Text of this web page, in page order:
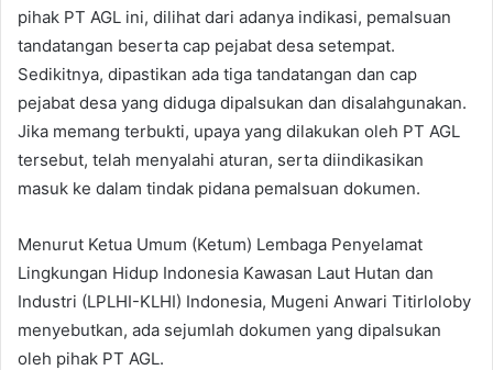
pihak PT AGL ini, dilihat dari adanya indikasi, pemalsuan
tandatangan beserta cap pejabat desa setempat.
Sedikitnya, dipastikan ada tiga tandatangan dan cap
pejabat desa yang diduga dipalsukan dan disalahgunakan.
Jika memang terbukti, upaya yang dilakukan oleh PT AGL
tersebut, telah menyalahi aturan, serta diindikasikan
masuk ke dalam tindak pidana pemalsuan dokumen.
Menurut Ketua Umum (Ketum) Lembaga Penyelamat
Lingkungan Hidup Indonesia Kawasan Laut Hutan dan
Industri (LPLHI-KLHI) Indonesia, Mugeni Anwari Titirloloby
menyebutkan, ada sejumlah dokumen yang dipalsukan
oleh pihak PT AGL.